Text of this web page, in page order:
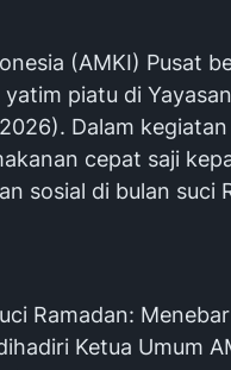
(AMKI) Pusat
piatu di
Dalam
cepat saji
sosial di bulan suci
Ramadan: Menebar
Ketua Umum